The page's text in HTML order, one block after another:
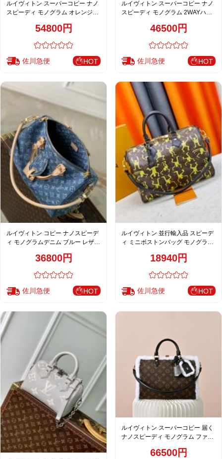
ルイヴィトン スーパーコピー ナノ
スピーディ モノグラム オレンジレ
54800円
佐川急便 HOT
ルイヴィトン スーパーコピー ナノ
スピーディ モノグラム 2WAYハン
46500円
佐川急便 HOT
ルイヴィトン コピー ナノスピーデ
ィ モノグラムデニム ブルー レザー
36800円
佐川急便 HOT
ルイヴィトン 並行輸入品 スピーデ
ィ ミニボストンバッグ モノグラム
18940円
佐川急便 HOT
ルイヴィトン スーパーコピー 届く
ナノスピーディ モノグラム ファー
66500円